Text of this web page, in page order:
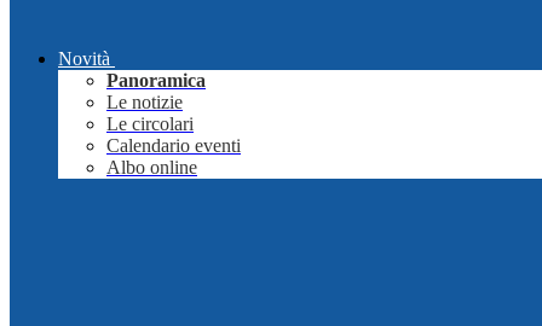
Novità
Panoramica
Le notizie
Le circolari
Calendario eventi
Albo online